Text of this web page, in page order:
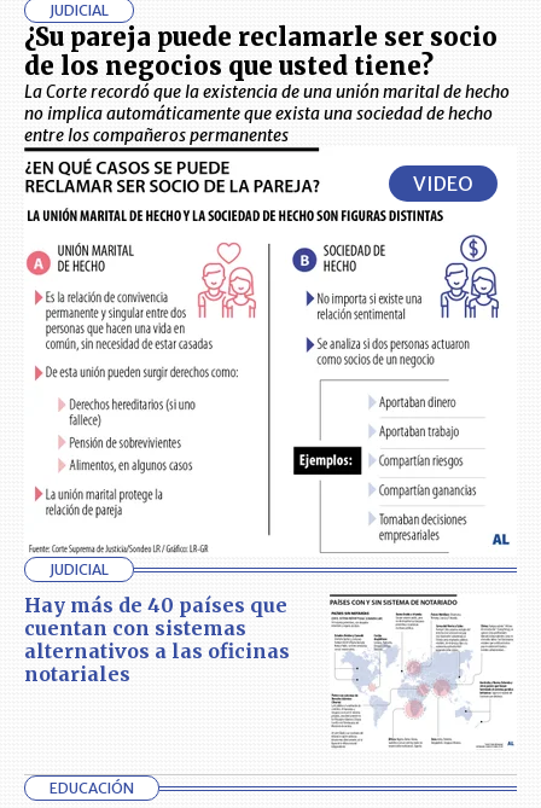
JUDICIAL
¿Su pareja puede reclamarle ser socio
de los negocios que usted tiene?
La Corte recordó que la existencia de una unión marital de hecho
no implica automáticamente que exista una sociedad de hecho
entre los compañeros permanentes
VIDEO
JUDICIAL
Hay más de 40 países que
cuentan con sistemas
alternativos a las oficinas
notariales
EDUCACIÓN